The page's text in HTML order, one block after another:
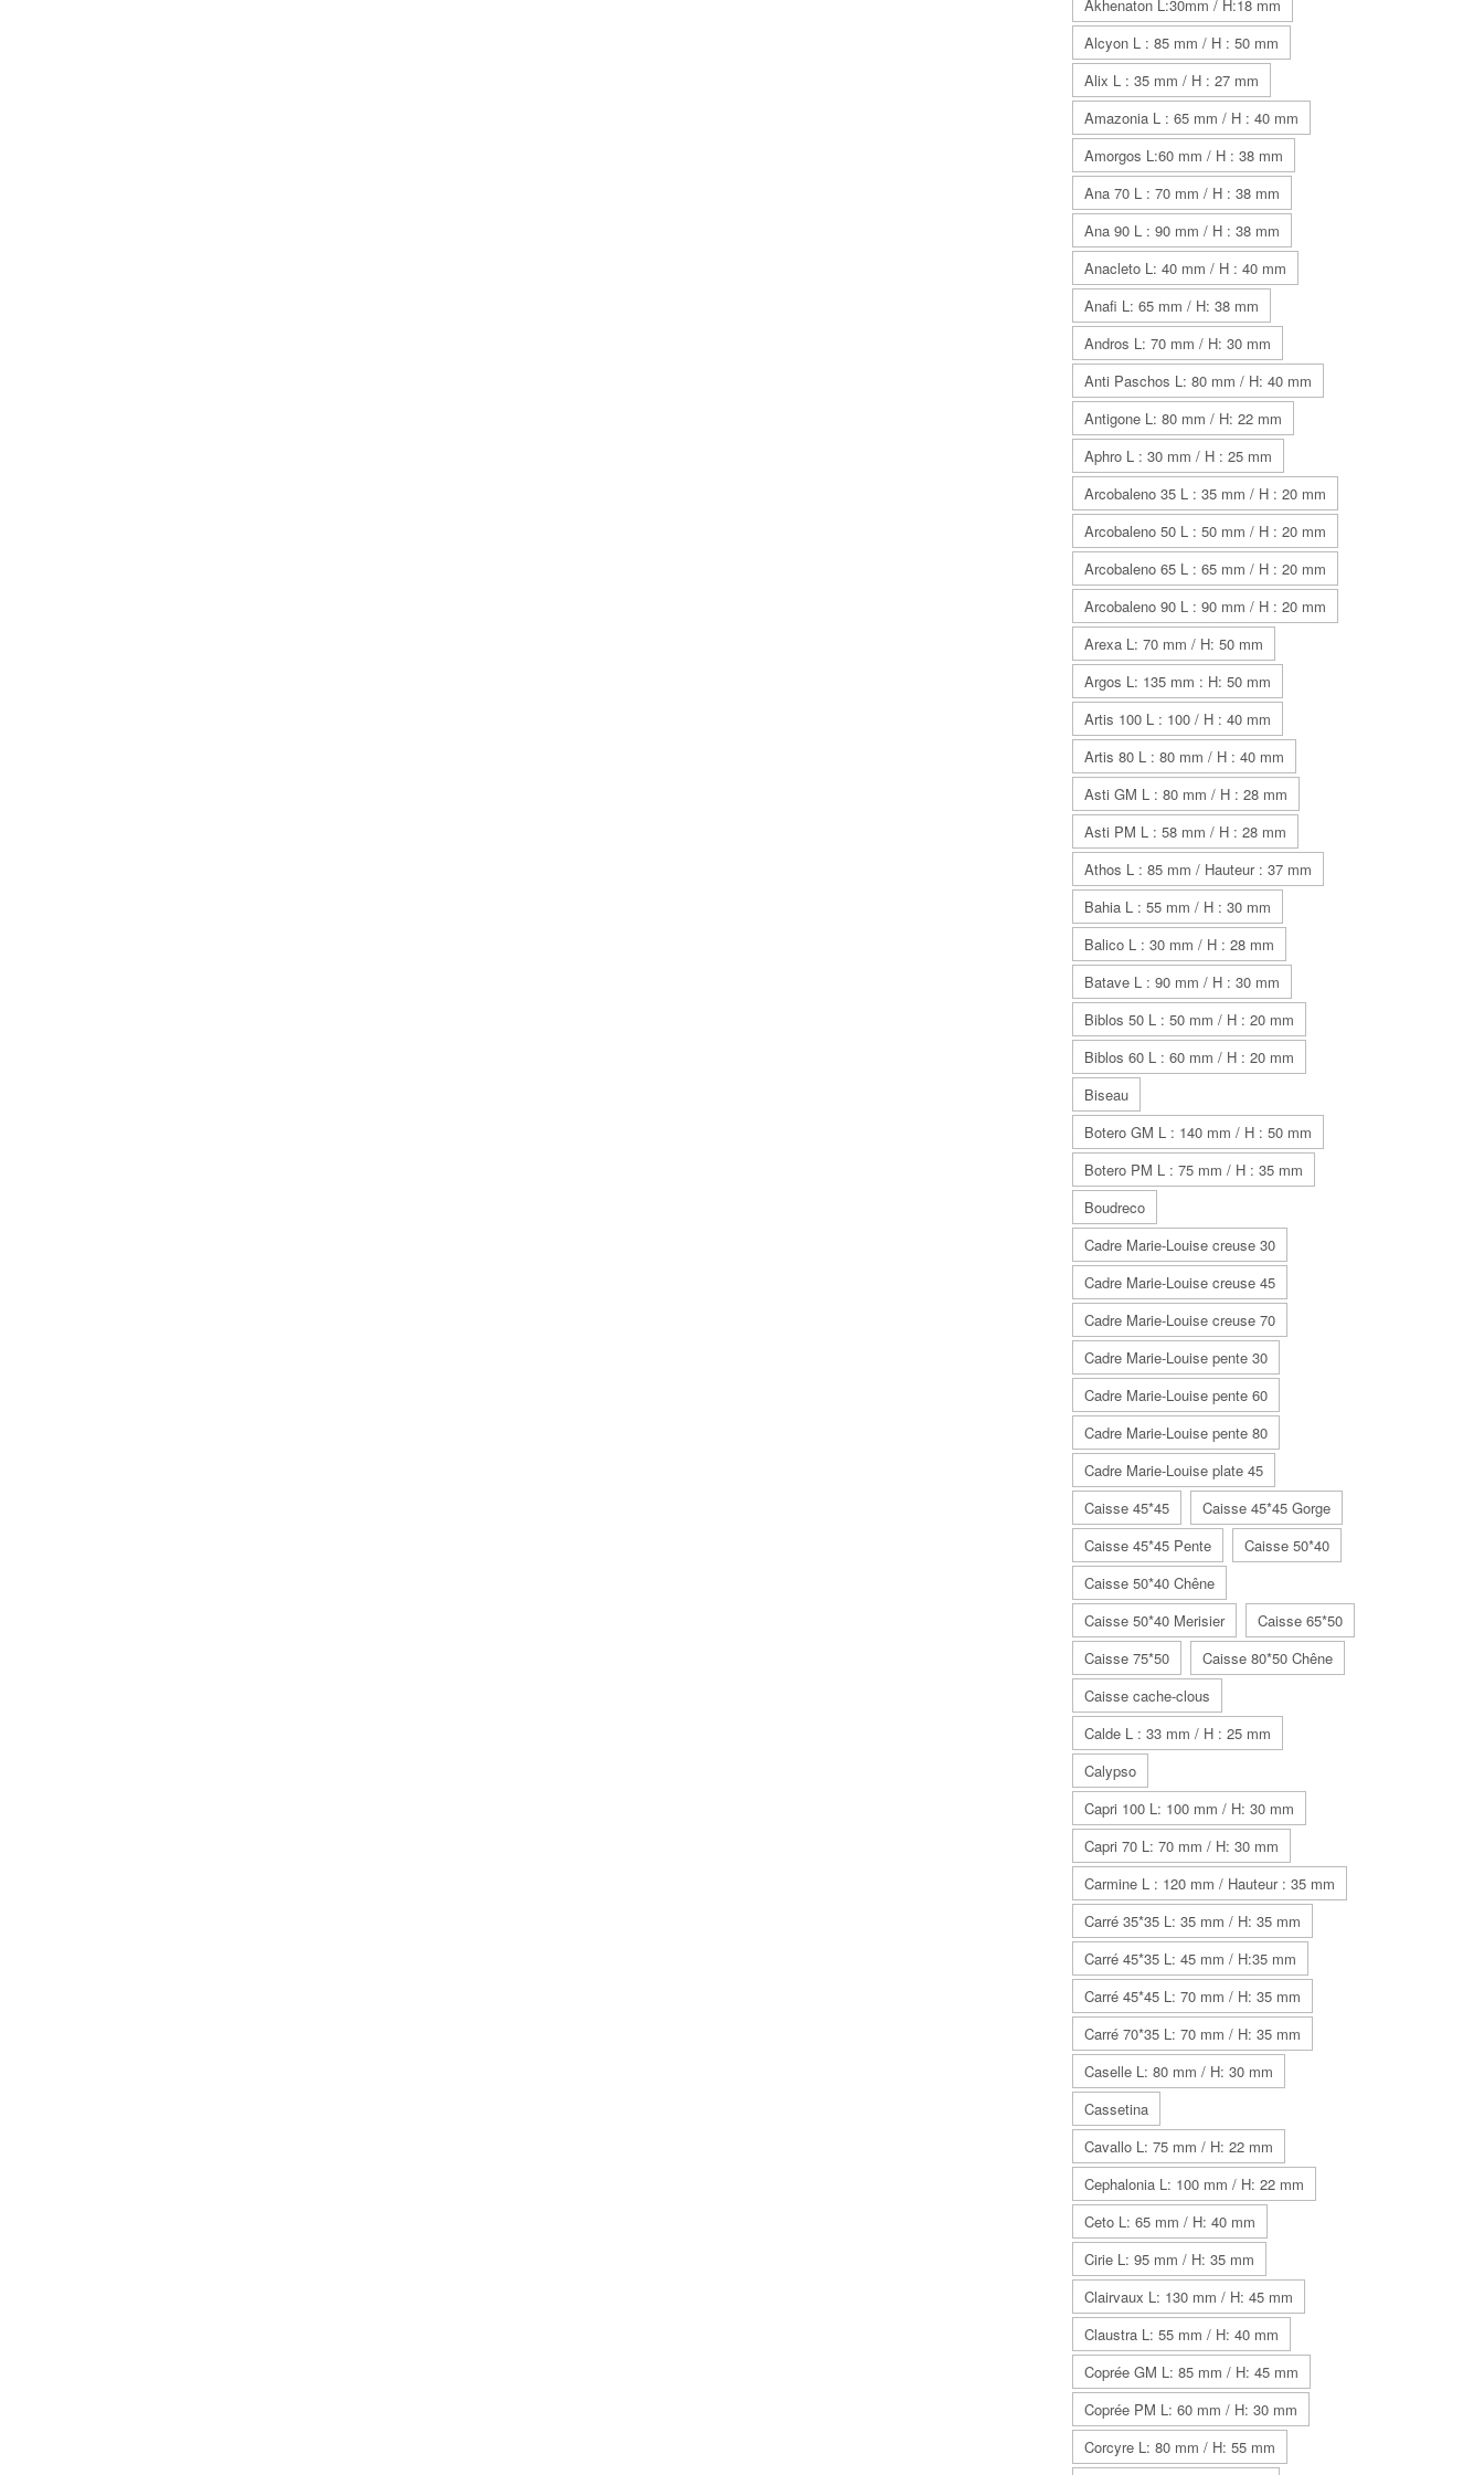
Akhenaton L:30mm / H:18 mm
Alcyon L : 85 mm / H : 50 mm
Alix L : 35 mm / H : 27 mm
Amazonia L : 65 mm / H : 40 mm
Amorgos L:60 mm / H : 38 mm
Ana 70 L : 70 mm / H : 38 mm
Ana 90 L : 90 mm / H : 38 mm
Anacleto L: 40 mm / H : 40 mm
Anafi L: 65 mm / H: 38 mm
Andros L: 70 mm / H: 30 mm
Anti Paschos L: 80 mm / H: 40 mm
Antigone L: 80 mm / H: 22 mm
Aphro L : 30 mm / H : 25 mm
Arcobaleno 35 L : 35 mm / H : 20 mm
Arcobaleno 50 L : 50 mm / H : 20 mm
Arcobaleno 65 L : 65 mm / H : 20 mm
Arcobaleno 90 L : 90 mm / H : 20 mm
Arexa L: 70 mm / H: 50 mm
Argos L: 135 mm : H: 50 mm
Artis 100 L : 100 / H : 40 mm
Artis 80 L : 80 mm / H : 40 mm
Asti GM L : 80 mm / H : 28 mm
Asti PM L : 58 mm / H : 28 mm
Athos L : 85 mm / Hauteur : 37 mm
Bahia L : 55 mm / H : 30 mm
Balico L : 30 mm / H : 28 mm
Batave L : 90 mm / H : 30 mm
Biblos 50 L : 50 mm / H : 20 mm
Biblos 60 L : 60 mm / H : 20 mm
Biseau
Botero GM L : 140 mm / H : 50 mm
Botero PM L : 75 mm / H : 35 mm
Boudreco
Cadre Marie-Louise creuse 30
Cadre Marie-Louise creuse 45
Cadre Marie-Louise creuse 70
Cadre Marie-Louise pente 30
Cadre Marie-Louise pente 60
Cadre Marie-Louise pente 80
Cadre Marie-Louise plate 45
Caisse 45*45
Caisse 45*45 Gorge
Caisse 45*45 Pente
Caisse 50*40
Caisse 50*40 Chêne
Caisse 50*40 Merisier
Caisse 65*50
Caisse 75*50
Caisse 80*50 Chêne
Caisse cache-clous
Calde L : 33 mm / H : 25 mm
Calypso
Capri 100 L: 100 mm / H: 30 mm
Capri 70 L: 70 mm / H: 30 mm
Carmine L : 120 mm / Hauteur : 35 mm
Carré 35*35 L: 35 mm / H: 35 mm
Carré 45*35 L: 45 mm / H:35 mm
Carré 45*45 L: 70 mm / H: 35 mm
Carré 70*35 L: 70 mm / H: 35 mm
Caselle L: 80 mm / H: 30 mm
Cassetina
Cavallo L: 75 mm / H: 22 mm
Cephalonia L: 100 mm / H: 22 mm
Ceto L: 65 mm / H: 40 mm
Cirie L: 95 mm / H: 35 mm
Clairvaux L: 130 mm / H: 45 mm
Claustra L: 55 mm / H: 40 mm
Coprée GM L: 85 mm / H: 45 mm
Coprée PM L: 60 mm / H: 30 mm
Corcyre L: 80 mm / H: 55 mm